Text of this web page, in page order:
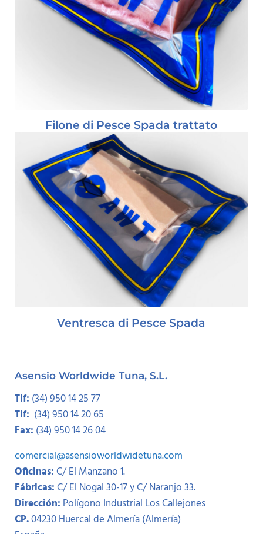
Filone di Pesce Spada trattato
Ventresca di Pesce Spada
Asensio Worldwide Tuna, S.L.
Tlf: (34) 950 14 25 77
Tlf: (34) 950 14 20 65
Fax: (34) 950 14 26 04
comercial@asensioworldwidetuna.com
Oficinas:C/ El Manzano 1.
Fábricas:C/ El Nogal 30-17 y C/ Naranjo 33.
Dirección: Polígono Industrial Los Callejones
CP.04230 Huercal de Almería (Almería)